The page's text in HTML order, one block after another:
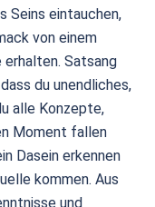
Seins eintauchen,
von einem
erhalten. Satsang
du unendliches,
alle Konzepte,
Moment fallen
Dasein erkennen
kommen. Aus
und